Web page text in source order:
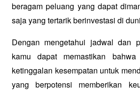
beragam peluang yang dapat
saja yang tertarik berinvestasi di
Dengan mengetahui jadwal dan
kamu dapat memastikan
ketinggalan kesempatan untuk
yang berpotensi memberikan